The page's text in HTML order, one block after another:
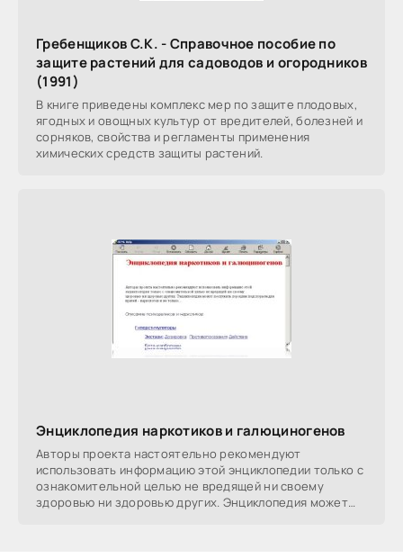
Гребенщиков С.К. - Справочное пособие по
защите растений для садоводов и огородников
(1991)
В книге приведены комплекс мер по защите плодовых,
ягодных и овощных культур от вредителей, болезней и
сорняков, свойства и регламенты применения
химических средств защиты растений.
Энциклопедия наркотиков и галюциногенов
Авторы проекта настоятельно рекомендуют
использовать информацию этой энциклопедии только с
ознакомительной целью не вредящей ни своему
здоровью ни здоровью других. Энциклопедия может